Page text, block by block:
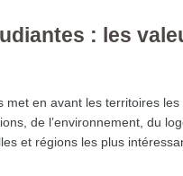
: les
en avant les territoires
de l’environnement, du
et régions les plus